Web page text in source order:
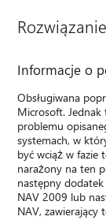
Rozwiązanie
Informacje o
Obsługiwana
Microsoft.
problemu
systemach, w
być wciąż w fazie
narażony na ten
następny
NAV 2009 lub
NAV, zawierający